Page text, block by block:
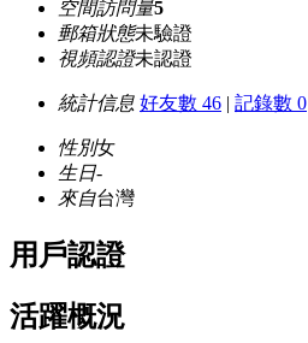
空間訪問量5
郵箱狀態未驗證
視頻認證未認證
統計信息 好友數 46 | 記錄數 0
性別女
生日-
來自台灣
用戶認證
活躍概況